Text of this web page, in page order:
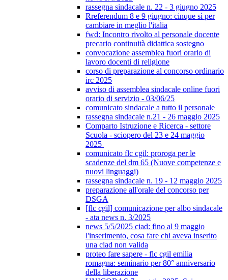
rassegna sindacale n. 22 - 3 giugno 2025
Rreferendum 8 e 9 giugno: cinque sì per
cambiare in meglio l'italia
fwd: Incontro rivolto al personale docente
precario continuità didattica sostegno
convocazione assemblea fuori orario di
lavoro docenti di religione
corso di preparazione al concorso ordinario
irc 2025
avviso di assemblea sindacale online fuori
orario di servizio - 03/06/25
comunicato sindacale a tutto il personale
rassegna sindacale n.21 - 26 maggio 2025
Comparto Istruzione e Ricerca - settore
Scuola - sciopero del 23 e 24 maggio
2025
comunicato flc cgil: proroga per le
scadenze del dm 65 (Nuove competenze e
nuovi linguaggi)
rassegna sindacale n. 19 - 12 maggio 2025
preparazione all'orale del concorso per
DSGA
[flc cgil] comunicazione per albo sindacale
- ata news n. 3/2025
news 5/5/2025 ciad: fino al 9 maggio
l'inserimento, cosa fare chi aveva inserito
una ciad non valida
proteo fare sapere - flc cgil emilia
romagna: seminario per 80° anniversario
della liberazione